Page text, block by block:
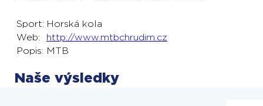
Sport: Horská kola
Web:
http://www.mtbchrudim.cz
Popis: MTB
Naše výsledky